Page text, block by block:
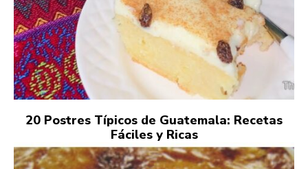
20 Postres Típicos de Guatemala: Recetas
Fáciles y Ricas